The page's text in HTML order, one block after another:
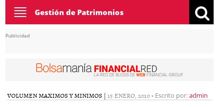
Toggle
navigation
Gestión de Patrimonios
Publicidad
VOLUMEN MAXIMOS Y MINIMOS | 15 ENERO, 2010- Escrito por:admin